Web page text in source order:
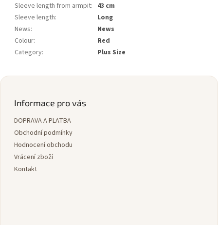
Sleeve length from armpit: 43 cm
Sleeve length:
Long
News:
News
Colour:
Red
Category: Plus Size
Z
Informace pro vás
DOPRAVA A PLATBA
Obchodní podmínky
Hodnocení obchodu
Vrácení zboží
Kontakt